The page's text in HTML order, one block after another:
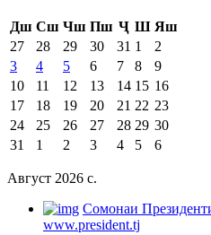
Дш Сш Чш Пш Ҷ Ш Яш
27
28 29 30 31 1
2
3
4 5 6 7 8
9
10
11 12 13 14 15 16
17
18 19 20 21 22 23
24
25 26 27 28 29 30
31
1 2 3 4 5 6
Август 2026 c.
Cомонаи
www.president.tj